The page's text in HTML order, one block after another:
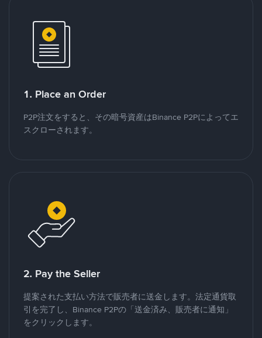
1. Place an Order
P2P注文をすると、その暗号資産はBinance P2Pによってエ
スクローされます。
2. Pay the Seller
提案された支払い方法で販売者に送金します。法定通貨取
引を完了し、Binance P2Pの「送金済み、販売者に通知」
をクリックします。